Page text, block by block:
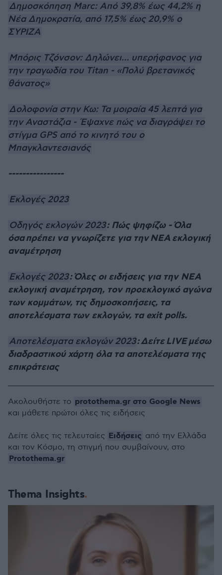
Δημοσκόπηση Marc: Από 39,8% έως 44,2% η
Νέα Δημοκρατία, από 17,5% έως 20,9% ο
ΣΥΡΙΖΑ
Μπόρις Τζόνσον: Δηλώνει… υπερήφανος για
την τραγωδία του Titan - «Πολύ βρετανικός
θάνατος»
Δολοφονία στην Κω: Τα μοιραία 45 λεπτά για
την Αναστάζια - Έψαχνε πώς να διαγράψει το
στίγμα GPS από το κινητό του ο
Μπαγκλαντεσιανός
----------------
Εκλογές 2023
Οδηγός εκλογών 2023: Πώς ψηφίζω - Όλα
όσα πρέπει να γνωρίζετε για την ΝΕΑ εκλογική
αναμέτρηση
Εκλογές 2023: Όλες οι ειδήσεις για την ΝΕΑ
εκλογική αναμέτρηση, τον προεκλογικό αγώνα
των κομμάτων, τις δημοσκοπήσεις, τα
αποτελέσματα των εκλογών, τα exit polls.
Αποτελέσματα εκλογών 2023: Δείτε LIVE μέσω
διαδραστικού χάρτη όλα τα αποτελέσματα της
επικράτειας
Thema Insights
Ακολουθήστε το protothema.gr στο Google News
και μάθετε πρώτοι όλες τις ειδήσεις
Δείτε όλες τις τελευταίες Ειδήσεις από την Ελλάδα
και τον Κόσμο, τη στιγμή που συμβαίνουν, στο
Protothema.gr